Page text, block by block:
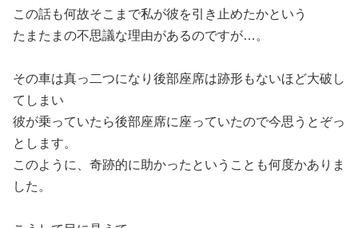
この話も何故そこまで私が彼を引き止めたかという
たまたまの不思議な理由があるのですが…。
その車は真っ二つになり後部座席は跡形もないほど大破し
てしまい
彼が乗っていたら後部座席に座っていたので今思うとぞっ
とします。
このように、奇跡的に助かったということも何度かありま
した。